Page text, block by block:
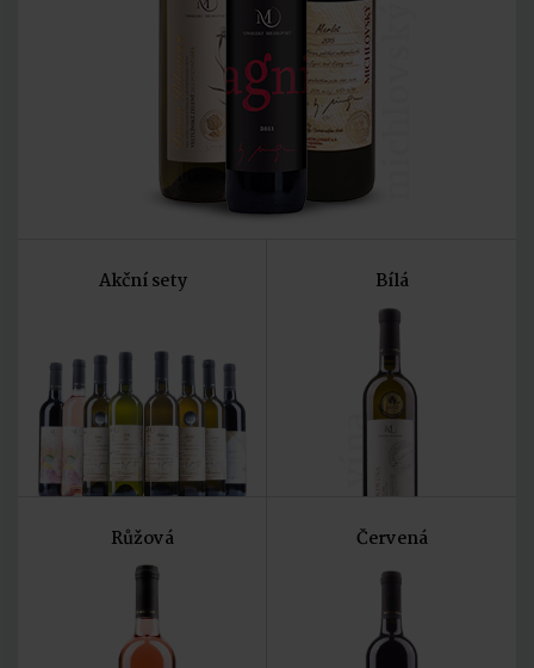
michlovský
Akční sety Bílá
Růžová Červená